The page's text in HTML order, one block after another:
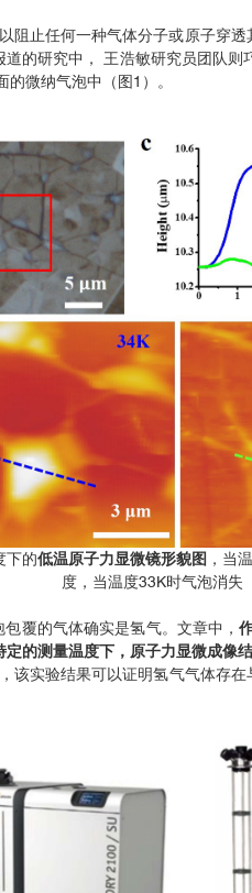
阻止任何一种气体分子或原子穿
的研究中， 王浩敏研究员团队
微纳气泡中（图1）。
下的低温原子力显微镜形貌图 ，当
度，当温度33K时气泡消失
覆的气体确实是氢气。文章中，
的测量温度下，原子力显微成
该实验结果可以证明氢气气体存